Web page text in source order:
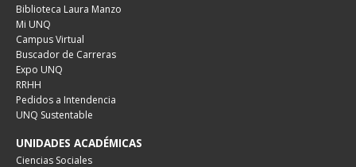
Biblioteca Laura Manzo
Mi UNQ
Campus Virtual
Buscador de Carreras
Expo UNQ
RRHH
Pedidos a Intendencia
UNQ Sustentable
UNIDADES ACADÉMICAS
Ciencias Sociales